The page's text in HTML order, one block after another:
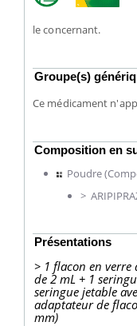
le concernant.
Groupe(s)
Ce médicament
Composition en
Poudre
>
Présentations
> 1 flacon en verre
de 2 mL + 1
seringue jetable
adaptateur de
mm)